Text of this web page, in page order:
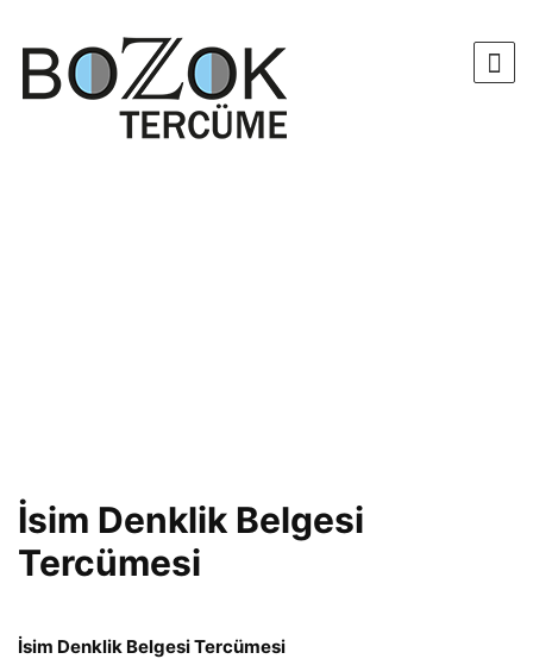
İsim Denklik Belgesi
Tercümesi
İsim Denklik Belgesi Tercümesi